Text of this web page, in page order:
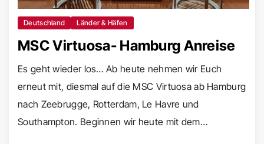
Deutschland Länder & Häfen
MSC Virtuosa- Hamburg Anreise
Es geht wieder los… Ab heute nehmen wir Euch
erneut mit, diesmal auf die MSC Virtuosa ab Hamburg
nach Zeebrugge, Rotterdam, Le Havre und
Southampton. Beginnen wir heute mit dem…